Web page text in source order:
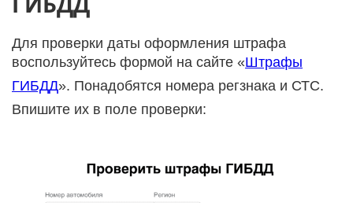
Для проверки даты оформления штрафа
воспользуйтесь формой на сайте «Штрафы
ГИБДД». Понадобятся номера регзнака и СТС.
Впишите их в поле проверки: